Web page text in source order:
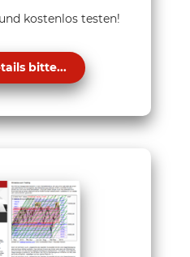
kostenlos testen!
bitte...